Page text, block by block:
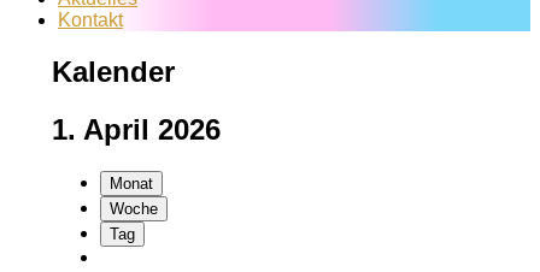
Kontakt
Kalender
1. April 2026
Monat
Woche
Tag